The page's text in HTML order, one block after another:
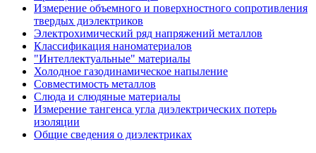
Измерение объемного и поверхностного сопротивления
твердых диэлектриков
Электрохимический ряд напряжений металлов
Классификация наноматериалов
"Интеллектуальные" материалы
Холодное газодинамическое напыление
Совместимость металлов
Слюда и слюдяные материалы
Измерение тангенса угла диэлектрических потерь
изоляции
Общие сведения о диэлектриках